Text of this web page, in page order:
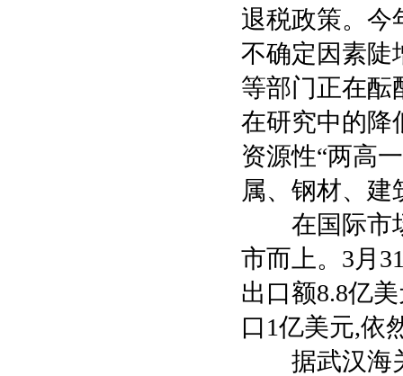
退税政策。今
不确定因素陡
等部门正在酝
在研究中的降
资源性“两高
属、钢材、建
在国际市场
市而上。3月
出口额8.8亿
口1亿美元,依
据武汉海关